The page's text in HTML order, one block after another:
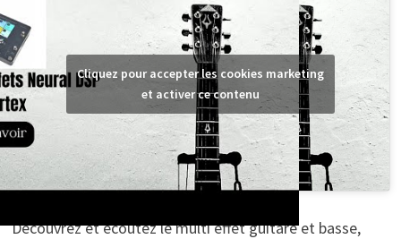
Cliquez pour accepter les cookies marketing
et activer ce contenu
Découvrez et écoutez le multi effet guitare et basse,